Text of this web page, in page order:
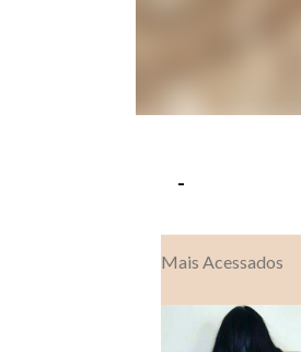
-
Mais Acessados